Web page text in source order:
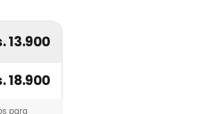
13.900
18.900
para